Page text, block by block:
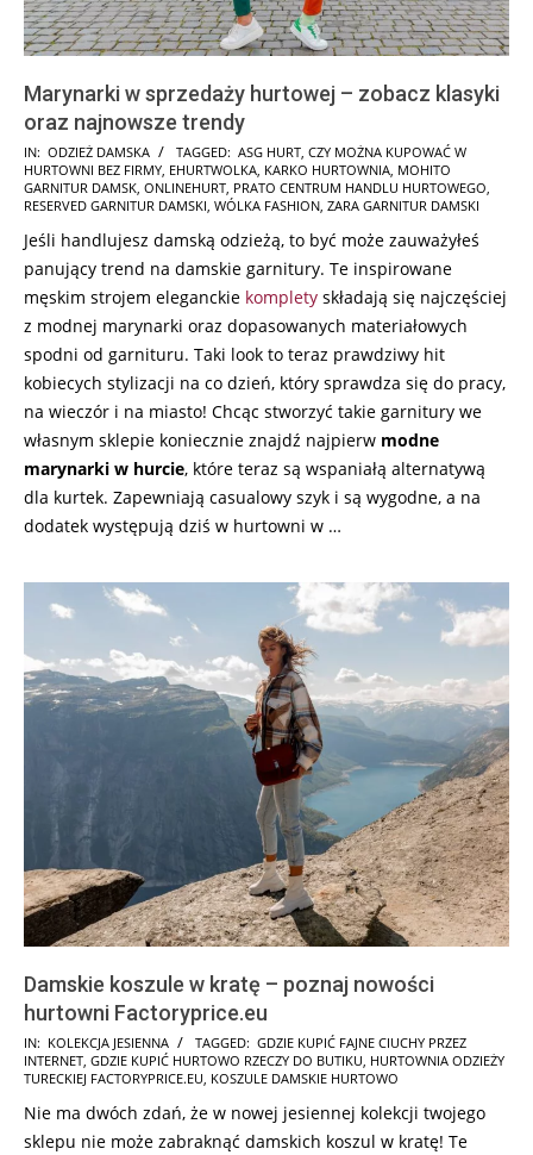
Marynarki w sprzedaży hurtowej – zobacz klasyki
oraz najnowsze trendy
2024-
12-
19
IN: ODZIEŻ DAMSKA TAGGED: ASG HURT, CZY MOŻNA KUPOWAĆ W
HURTOWNI BEZ FIRMY, EHURTWOLKA, KARKO HURTOWNIA, MOHITO
GARNITUR DAMSK, ONLINEHURT, PRATO CENTRUM HANDLU HURTOWEGO,
RESERVED GARNITUR DAMSKI, WÓLKA FASHION, ZARA GARNITUR DAMSKI
Jeśli handlujesz damską odzieżą, to być może zauważyłeś
panujący trend na damskie garnitury. Te inspirowane
męskim strojem eleganckie komplety składają się najczęściej
z modnej marynarki oraz dopasowanych materiałowych
spodni od garnituru. Taki look to teraz prawdziwy hit
kobiecych stylizacji na co dzień, który sprawdza się do pracy,
na wieczór i na miasto! Chcąc stworzyć takie garnitury we
własnym sklepie koniecznie znajdź najpierw modne
marynarki w hurcie, które teraz są wspaniałą alternatywą
dla kurtek. Zapewniają casualowy szyk i są wygodne, a na
dodatek występują dziś w hurtowni w …
Damskie koszule w kratę – poznaj nowości
hurtowni Factoryprice.eu
2024-
12-
IN: KOLEKCJA JESIENNA TAGGED: GDZIE KUPIĆ FAJNE CIUCHY PRZEZ
INTERNET, GDZIE KUPIĆ HURTOWO RZECZY DO BUTIKU, HURTOWNIA ODZIEŻY
TURECKIEJ FACTORYPRICE.EU, KOSZULE DAMSKIE HURTOWO
Nie ma dwóch zdań, że w nowej jesiennej kolekcji twojego
sklepu nie może zabraknąć damskich koszul w kratę! Te